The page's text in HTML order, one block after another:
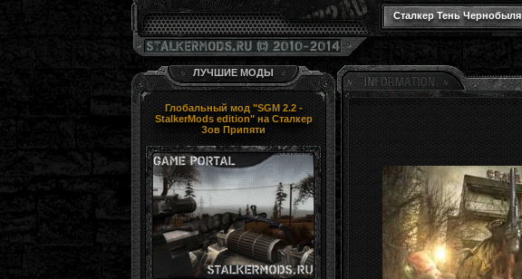
Сталкер Тень Чернобыля
ЛУЧШИЕ МОДЫ
Глобальный мод "SGM 2.2 -
StalkerMods edition" на Сталкер
Зов Припяти